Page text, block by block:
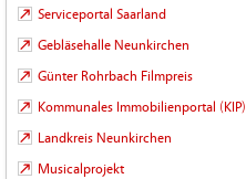
Serviceportal Saarland
Gebläsehalle Neunkirchen
Günter Rohrbach Filmpreis
Kommunales Immobilienportal (KIP)
Landkreis Neunkirchen
Musicalprojekt